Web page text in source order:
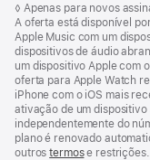
Nota
de
rodapé
◊ Apenas para novos
A oferta está disponível
Apple Music com um
dispositivos de áudio
um dispositivo Apple com
oferta para Apple Watch
iPhone com o iOS mais
ativação de um
independentemente do
plano é renovado
outrostermose restrições.